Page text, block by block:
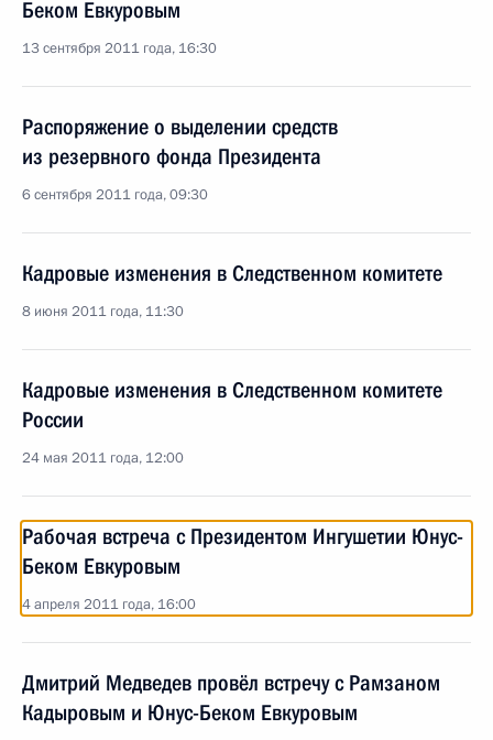
Беком Евкуровым
13 сентября 2011 года, 16:30
Распоряжение о выделении средств
из резервного фонда Президента
6 сентября 2011 года, 09:30
Кадровые изменения в Следственном комитете
8 июня 2011 года, 11:30
Кадровые изменения в Следственном комитете
России
24 мая 2011 года, 12:00
Рабочая встреча с Президентом Ингушетии Юнус-
Беком Евкуровым
4 апреля 2011 года, 16:00
Дмитрий Медведев провёл встречу с Рамзаном
Кадыровым и Юнус-Беком Евкуровым